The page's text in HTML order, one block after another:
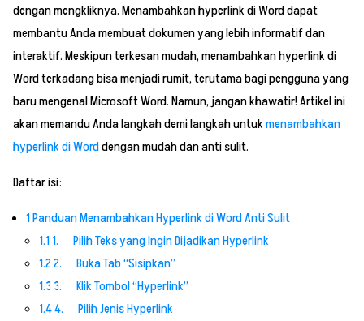
dengan mengkliknya. Menambahkan hyperlink di Word dapat
membantu Anda membuat dokumen yang lebih informatif dan
interaktif. Meskipun terkesan mudah, menambahkan hyperlink di
Word terkadang bisa menjadi rumit, terutama bagi pengguna yang
baru mengenal Microsoft Word. Namun, jangan khawatir! Artikel ini
akan memandu Anda langkah demi langkah untukmenambahkan
hyperlink di Worddengan mudah dan anti sulit.
Daftar isi:
1Panduan Menambahkan Hyperlink di Word Anti Sulit
1.11. Pilih Teks yang Ingin Dijadikan Hyperlink
1.22. Buka Tab “Sisipkan”
1.33. Klik Tombol “Hyperlink”
1.44. Pilih Jenis Hyperlink